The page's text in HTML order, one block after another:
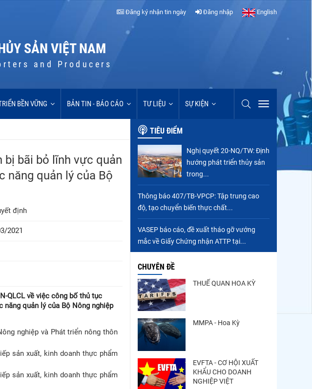
Đăng ký nhận tin ngày Đăng nhập English
SẢN VIỆT NAM
and Producers
BỀN VỮNG BẢN TIN - BÁO CÁO TƯ LIỆU SỰ KIỆN
bị bãi bỏ lĩnh vực quản
năng quản lý của Bộ
định
2021
QLCL về việc công bố thủ tục
quản lý của Bộ Nông nghiệp
nghiệp và Phát triển nông thôn
sản xuất, kinh doanh thực phẩm
sản xuất, kinh doanh thực phẩm
TIÊU ĐIỂM
Nghị quyết 20-NQ/TW: Định
hướng phát triển thủy sản
trong...
Thông báo 407/TB-VPCP: Tập trung cao
độ, tạo chuyển biến thực chất...
VASEP báo cáo, đề xuất tháo gỡ vướng
mắc về Giấy Chứng nhận ATTP tại...
CHUYÊN ĐỀ
THUẾ QUAN HOA KỲ
MMPA - Hoa Kỳ
EVFTA - CƠ HỘI XUẤT
KHẨU CHO DOANH
NGHIỆP VIỆT